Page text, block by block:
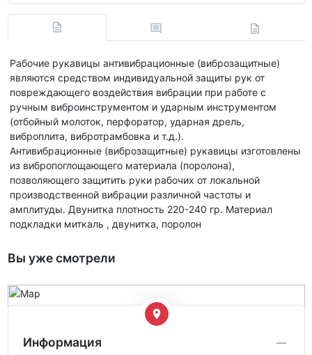
Рабочие рукавицы антивибрационные (виброзащитные)
являются средством индивидуальной защиты рук от
повреждающего воздействия вибрации при работе с
ручным виброинструментом и ударным инструментом
(отбойный молоток, перфоратор, ударная дрель,
виброплита, вибротрамбовка и т.д.).
Антивибрационные (виброзащитные) рукавицы изготовлены
из вибропоглощающего материала (поролона),
позволяющего защитить руки рабочих от локальной
производственной вибрации различной частоты и
амплитуды. Двунитка плотность 220-240 гр. Материал
подкладки миткаль , двунитка, поролон
Вы уже смотрели
Информация